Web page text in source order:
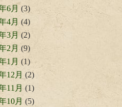
6月 (3)
4月 (4)
3月 (2)
2月 (9)
1月 (1)
12月 (2)
11月 (1)
10月 (5)